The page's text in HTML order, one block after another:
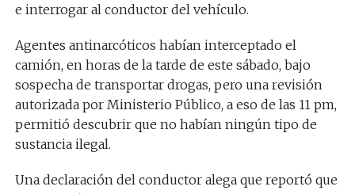
e interrogar al conductor del vehículo.
Agentes antinarcóticos habían interceptado el
camión, en horas de la tarde de este sábado, bajo
sospecha de transportar drogas, pero una revisión
autorizada por Ministerio Público, a eso de las 11 pm,
permitió descubrir que no habían ningún tipo de
sustancia ilegal.
Una declaración del conductor alega que reportó que